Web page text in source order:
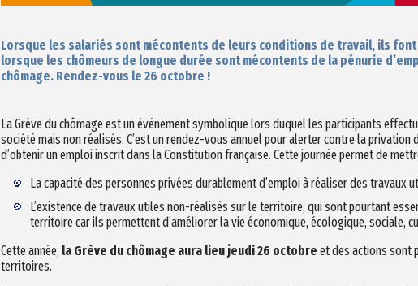
Lorsque les salariés sont mécontents de leurs conditions de travail, ils font
lorsque les chômeurs de longue durée sont mécontents de la pénurie
chômage. Rendez-vous le 26 octobre !
La Grève du chômage est un événement symbolique lors duquel les participants
société mais non réalisés. C’est un rendez-vous annuel pour alerter contre la privation
d’obtenir un emploi inscrit dans la Constitution française. Cette journée permet de
La capacité des personnes privées durablement d’emploi à réaliser des travaux
L’existence de travaux utiles non-réalisés sur le territoire, qui sont pourtant
territoire car ils permettent d’améliorer la vie économique, écologique, sociale,
Cette année, la Grève du chômage aura lieu jeudi 26 octobre et des actions sont
territoires.